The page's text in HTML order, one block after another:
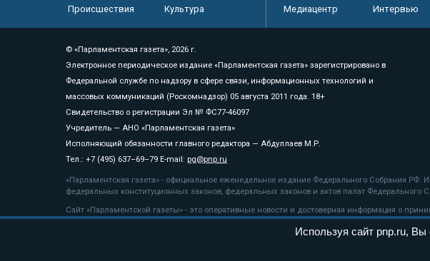
Происшествия
Культура
Медиацентр
Интервью
© «Парламентская газета», 2026 г.
Электронное периодическое издание «Парламентская газета» зарегистрировано в
Федеральной службе по надзору в сфере связи, информационных технологий и
массовых коммуникаций (Роскомнадзор) 05 августа 2011 года. 18+
Свидетельство о регистрации Эл № ФС77-46097
Учредитель — АНО «Парламентская газета»
Исполняющий обязанности главного редактора — Абдуллаев М.Р.
Тел.: +7 (495) 637–69–79 E-mail: pg@pnp.ru
«Парламентская газета» - официальное еженедельное издание Федерального Собрания
федеральных конституционных законов, федеральных законов и актов палат Федерального
Сайт «Парламентской газеты» - это оперативные новости и достоверная информация о
«Парламентской газеты» активная ссылка на pnp.ru обязательна.
рекомендательные технологии
Используя сайт pnp.ru, Вы